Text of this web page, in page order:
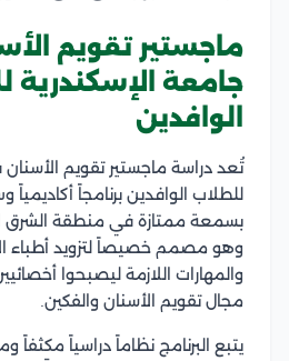
ماجستير تقويم
جامعة الإسكندرية
الوافدين
تُعد دراسة ماجستير تقويم
للطلاب الوافدين برنامجاً أكاديمياً
بسمعة ممتازة في منطقة الشرق
وهو مصمم خصيصاً لتزويد أطباء
والمهارات اللازمة ليصبحوا
مجال تقويم الأسنان والفكين.
يتبع البرنامج نظاماً دراسياً مكثفاً